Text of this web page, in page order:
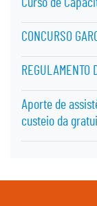
Curso de
CONCURSO
REGULAMENTO
Aporte de
custeio da